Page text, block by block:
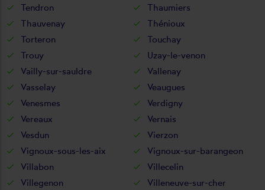
Tendron
Thaumiers
Thauvenay
Thénioux
Torteron
Touchay
Trouy
Uzay-le-venon
Vailly-sur-sauldre
Vallenay
Vasselay
Veaugues
Venesmes
Verdigny
Vereaux
Vernais
Vesdun
Vierzon
Vignoux-sous-les-aix
Vignoux-sur-barangeon
Villabon
Villecelin
Villegenon
Villeneuve-sur-cher